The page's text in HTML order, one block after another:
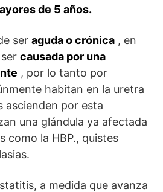
de 5 años.
ser aguda o crónica , en
causada por una
, por lo tanto por
habitan en la uretra
ascienden por esta
una glándula ya afectada
como la HBP., quistes
a medida que avanza